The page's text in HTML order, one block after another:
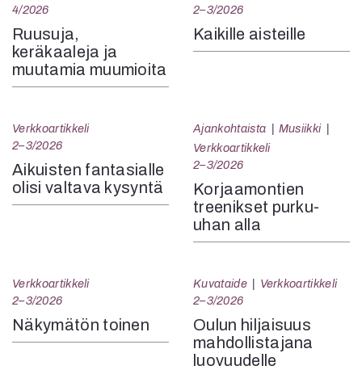
4/2026
Ruusuja,
keräkaaleja ja
muutamia muumioita
2–3/2026
Kaikille aisteille
Verkkoartikkeli
2–3/2026
Aikuisten fantasialle
olisi valtava kysyntä
Ajankohtaista
Musiikki
Verkkoartikkeli
2–3/2026
Korjaamontien
treenikset purku-
uhan alla
Verkkoartikkeli
2–3/2026
Näkymätön toinen
Kuvataide
Verkkoartikkeli
2–3/2026
Oulun hiljaisuus
mahdollistajana
luovuudelle